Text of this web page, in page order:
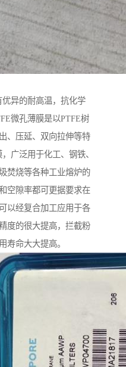
异的耐高温，抗化学
微孔薄膜是以PTFE树
、压延、双向拉伸等特
广泛用于化工、钢铁、
焚烧等各种工业熔炉的
空隙率都可更据要求在
以经复合加工应用于各
度的很大提高，拦截粉
寿命大大提高。